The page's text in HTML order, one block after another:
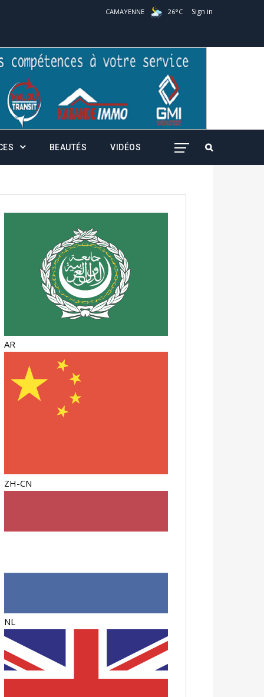
CAMAYENNE 26°C Sign in
BEAUTÉS VIDÉOS
AR
ZH-CN
NL